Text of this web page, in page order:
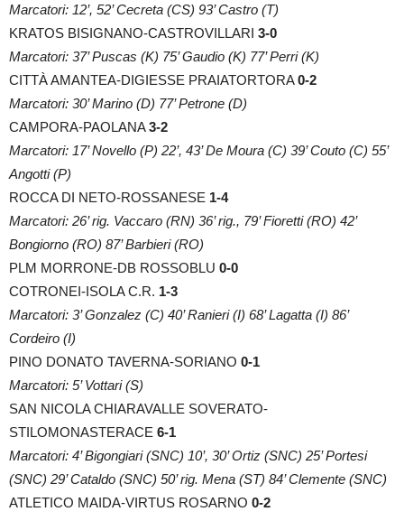
Marcatori: 12’, 52’ Cecreta (CS) 93’ Castro (T)
KRATOS BISIGNANO-CASTROVILLARI 3-0
Marcatori: 37’ Puscas (K) 75’ Gaudio (K) 77’ Perri (K)
CITTÀ AMANTEA-DIGIESSE PRAIATORTORA0-2
Marcatori: 30’ Marino (D) 77’ Petrone (D)
CAMPORA-PAOLANA3-2
Marcatori: 17’ Novello (P) 22’, 43’ De Moura (C) 39’ Couto (C) 55’
Angotti (P)
ROCCA DI NETO-ROSSANESE 1-4
Marcatori: 26’ rig. Vaccaro (RN) 36’ rig., 79’ Fioretti (RO) 42’
Bongiorno (RO) 87’ Barbieri (RO)
PLM MORRONE-DB ROSSOBLU 0-0
COTRONEI-ISOLA C.R. 1-3
Marcatori: 3’ Gonzalez (C) 40’ Ranieri (I) 68’ Lagatta (I) 86’
Cordeiro (I)
PINO DONATO TAVERNA-SORIANO 0-1
Marcatori: 5’ Vottari (S)
SAN NICOLA CHIARAVALLE SOVERATO-
STILOMONASTERACE 6-1
Marcatori: 4’ Bigongiari (SNC) 10’, 30’ Ortiz (SNC) 25’ Portesi
(SNC) 29’ Cataldo (SNC) 50’ rig. Mena (ST) 84’ Clemente (SNC)
ATLETICO MAIDA-VIRTUS ROSARNO 0-2